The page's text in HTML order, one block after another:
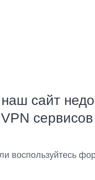
сайт
сервисов
воспользуйтесь